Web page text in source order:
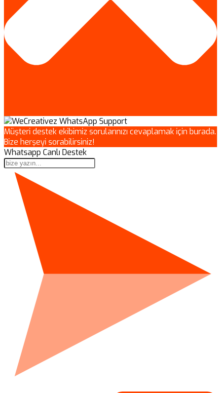
Müşteri destek ekibimiz sorularınızı cevaplamak için burada.
Bize herşeyi sorabilirsiniz!
Whatsapp Canlı Destek